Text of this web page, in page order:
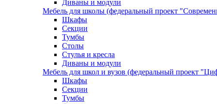
Диваны и модули
Мебель для школы (федеральный проект
Шкафы
Секции
Тумбы
Столы
Стулья и кресла
Диваны и модули
Мебель для школ и вузов (федеральный проект
Шкафы
Секции
Тумбы